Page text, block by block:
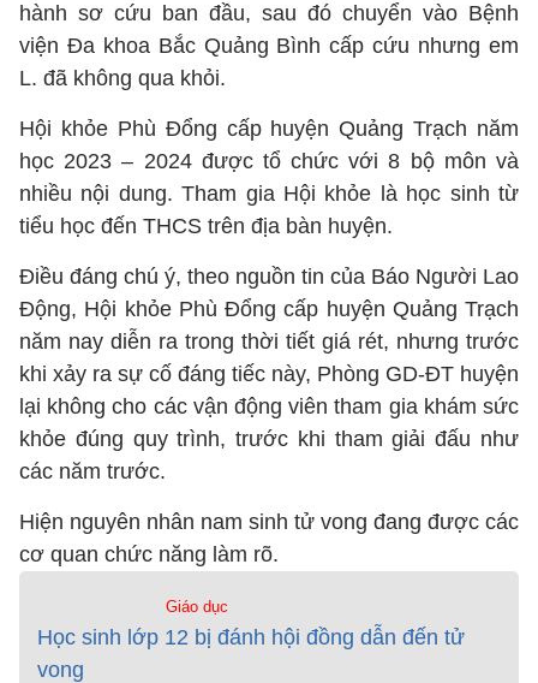
hành sơ cứu ban đầu, sau đó chuyển vào Bệnh
viện Đa khoa Bắc Quảng Bình cấp cứu nhưng em
L. đã không qua khỏi.
Hội khỏe Phù Đổng cấp huyện Quảng Trạch năm
học 2023 – 2024 được tổ chức với 8 bộ môn và
nhiều nội dung. Tham gia Hội khỏe là học sinh từ
tiểu học đến THCS trên địa bàn huyện.
Điều đáng chú ý, theo nguồn tin của Báo Người Lao
Động, Hội khỏe Phù Đổng cấp huyện Quảng Trạch
năm nay diễn ra trong thời tiết giá rét, nhưng trước
khi xảy ra sự cố đáng tiếc này, Phòng GD-ĐT huyện
lại không cho các vận động viên tham gia khám sức
khỏe đúng quy trình, trước khi tham giải đấu như
các năm trước.
Hiện nguyên nhân nam sinh tử vong đang được các
cơ quan chức năng làm rõ.
Giáo dục
Học sinh lớp 12 bị đánh hội đồng dẫn đến tử
vong